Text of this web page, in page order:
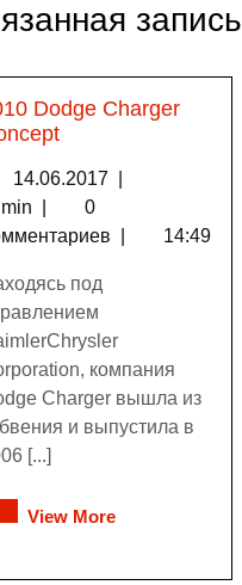
запись
Dodge Charger
14.06.2017
0
14:49
под
компания
Charger вышла из
и выпустила в
[...]
View More